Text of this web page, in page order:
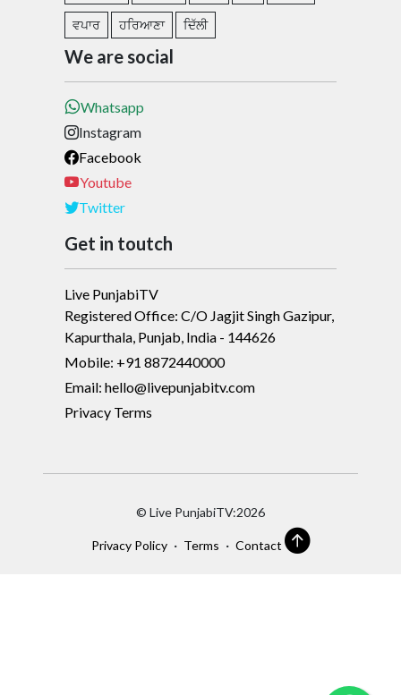
ਵਪਾਰ ਹਰਿਆਣਾ ਦਿੱਲੀ
We are social
Whatsapp
Instagram
Facebook
Youtube
Twitter
Get in toutch
Live PunjabiTV
Registered Office: C/O Jagjit Singh Gazipur,
Kapurthala, Punjab, India - 144626
Mobile: +91 8872440000
Email: hello@livepunjabitv.com
Privacy Terms
© Live PunjabiTV:2026
Privacy Policy · Terms · Contact